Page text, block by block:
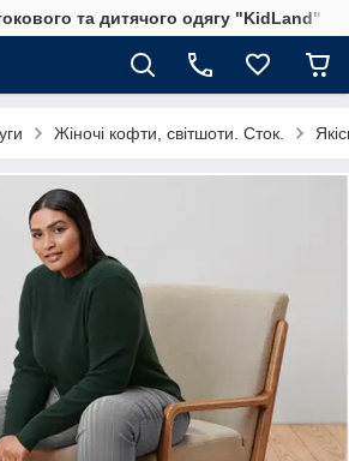
та дитячого одягу "KidLand"
Жіночі кофти, світшоти. Сток.